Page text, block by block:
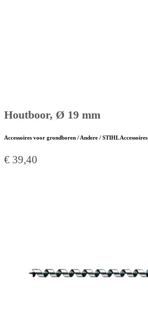
Houtboor, Ø 19 mm
Accessoires voor grondboren / Andere / STIHL Accessoires
€ 39,40